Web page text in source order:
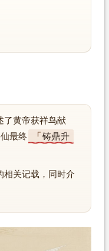
了黄帝获祥鸟献
最终
铸鼎升
相关记载，同时介